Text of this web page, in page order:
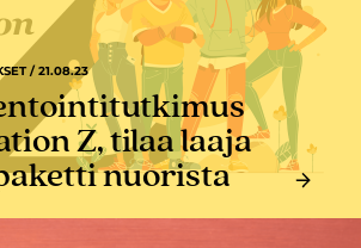
/ 21.08.23
Z, tilaa laaja
nuorista